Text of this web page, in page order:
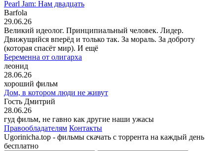
Pearl Jam: Нам двадцать
Barfola
29.06.26
Великий идеолог. Принципиальный человек. Лидер.
Движущийся вперёд и только так. За мораль. За доброту
(которая спасёт мир). И ещё
Беременна от олигарха
леонид
28.06.26
хороший фильм
Дом, в котором люди не живут
Гость Дмитрий
28.06.26
гуд фильм, не гавно как другие наши ужасы
Правообладателям Контакты
Ugorinicha.top - фильмы скачать с торрента на каждый день
бесплатно